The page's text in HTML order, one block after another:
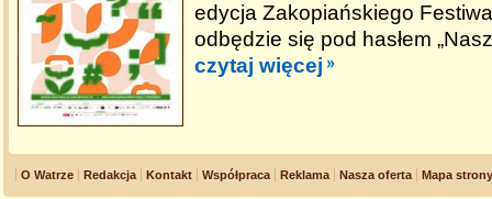
edycja Zakopiańskiego
odbędzie się pod hasłem
czytaj więcej
O Watrze Redakcja Kontakt Współpraca Reklama Nasza oferta Mapa strony